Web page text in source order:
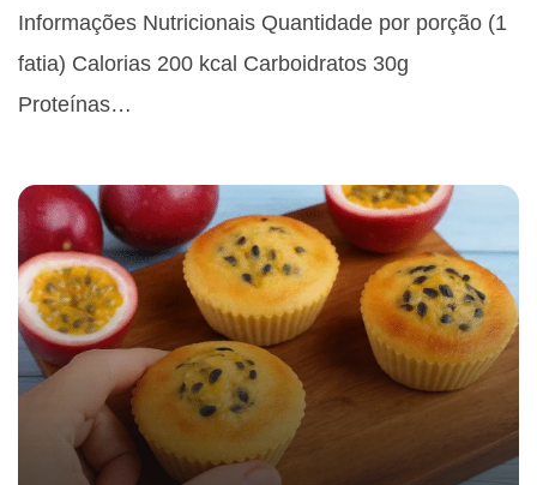
Informações Nutricionais Quantidade por porção (1
fatia) Calorias 200 kcal Carboidratos 30g
Proteínas…